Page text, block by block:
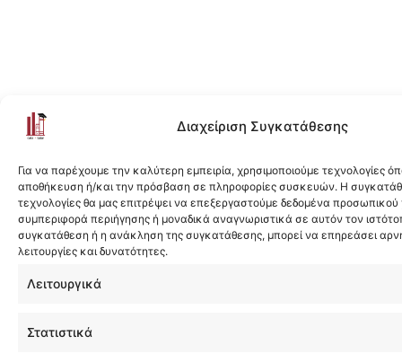
Διαχείριση Συγκατάθεσης
Για να παρέχουμε την καλύτερη εμπειρία, χρησιμοποιούμε τεχνολογίες
αποθήκευση ή/και την πρόσβαση σε πληροφορίες συσκευών. Η
τεχνολογίες θα μας επιτρέψει να επεξεργαστούμε δεδομένα
συμπεριφορά περιήγησης ή μοναδικά αναγνωριστικά σε αυτόν τον
συγκατάθεση ή η ανάκληση της συγκατάθεσης, μπορεί να επηρεάσει
λειτουργίες και δυνατότητες.
Λειτουργικά
Στατιστικά